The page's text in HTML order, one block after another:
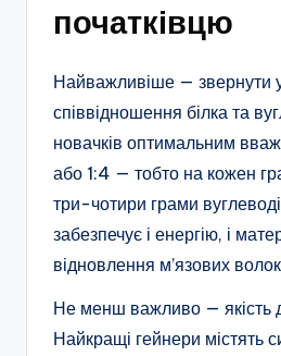
початківцю
Найважливіше — звернути
співвідношення білка та
новачків оптимальним
або 1:4 — тобто на кожен
три-чотири грами
забезпечує і енергію, і
відновлення м’язових
Не менш важливо — якість
Найкращі гейнери містять